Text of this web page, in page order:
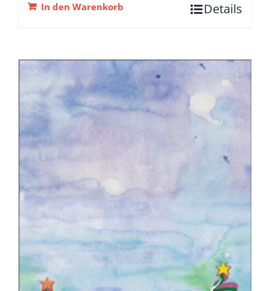
In den Warenkorb Details